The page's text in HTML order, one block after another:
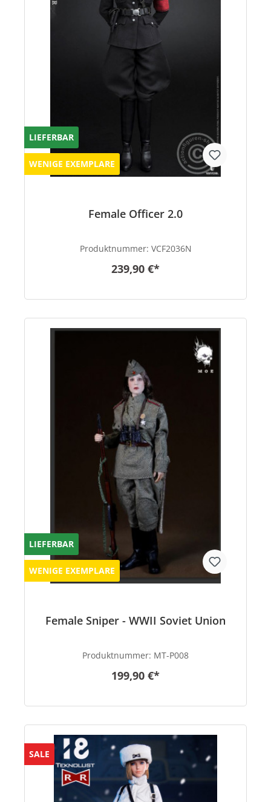
LIEFERBAR
WENIGE EXEMPLARE
Female Officer 2.0
Produktnummer: VCF2036N
239,90 €*
LIEFERBAR
WENIGE EXEMPLARE
Female Sniper - WWII Soviet Union
Produktnummer: MT-P008
199,90 €*
SALE